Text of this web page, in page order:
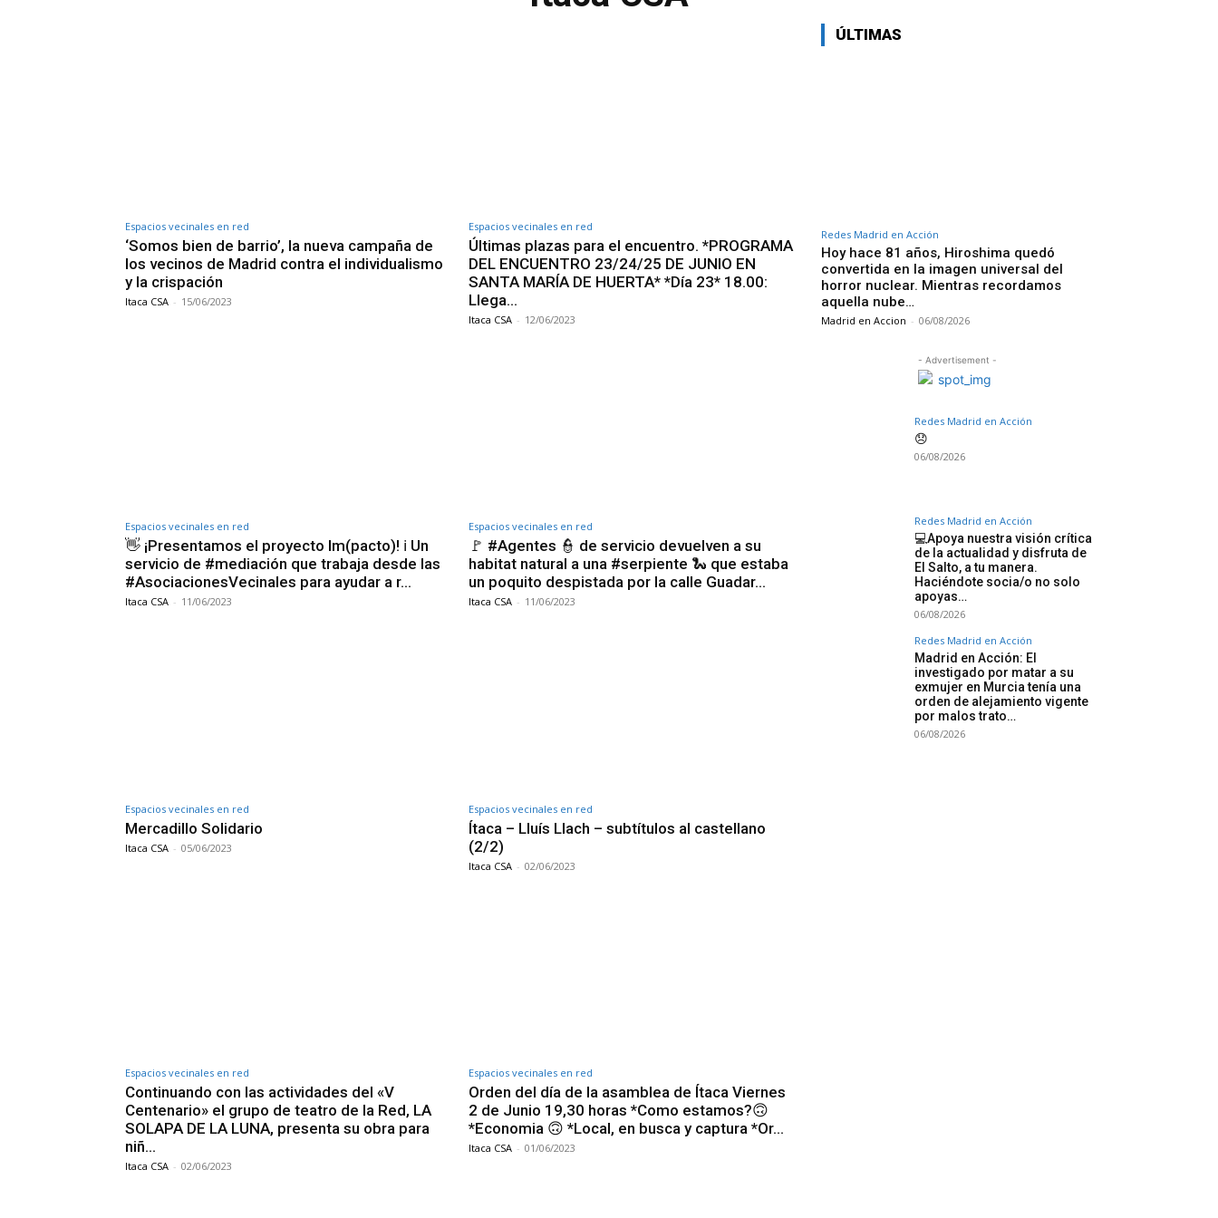
Espacios vecinales en red
‘Somos bien de barrio’, la nueva campaña de
los vecinos de Madrid contra el individualismo
y la crispación
Itaca CSA - 15/06/2023
Espacios vecinales en red
Últimas plazas para el encuentro. *PROGRAMA
DEL ENCUENTRO 23/24/25 DE JUNIO EN
SANTA MARÍA DE HUERTA* *Día 23* 18.00:
Llega…
Itaca CSA - 12/06/2023
Espacios vecinales en red
👋 ¡Presentamos el proyecto Im(pacto)! ℹ️ Un
servicio de #mediación que trabaja desde las
#AsociacionesVecinales para ayudar a r…
Itaca CSA - 11/06/2023
Espacios vecinales en red
🚩 #Agentes 👮 de servicio devuelven a su
habitat natural a una #serpiente 🐍 que estaba
un poquito despistada por la calle Guadar…
Itaca CSA - 11/06/2023
Espacios vecinales en red
Mercadillo Solidario
Itaca CSA - 05/06/2023
Espacios vecinales en red
Ítaca – Lluís Llach – subtítulos al castellano
(2/2)
Itaca CSA - 02/06/2023
Espacios vecinales en red
Continuando con las actividades del «V
Centenario» el grupo de teatro de la Red, LA
SOLAPA DE LA LUNA, presenta su obra para
niñ…
Itaca CSA - 02/06/2023
Espacios vecinales en red
Orden del día de la asamblea de Ítaca Viernes
2 de Junio 19,30 horas *Como estamos?🙃
*Economia 🙃 *Local, en busca y captura *Or…
Itaca CSA - 01/06/2023
ÚLTIMAS
Redes Madrid en Acción
Hoy hace 81 años, Hiroshima quedó
convertida en la imagen universal del
horror nuclear. Mientras recordamos
aquella nube…
Madrid en Accion - 06/08/2026
- Advertisement -
Redes Madrid en Acción
😞
06/08/2026
Redes Madrid en Acción
💻Apoya nuestra visión crítica
de la actualidad y disfruta de
El Salto, a tu manera.
Haciéndote socia/o no solo
apoyas…
06/08/2026
Redes Madrid en Acción
Madrid en Acción: El
investigado por matar a su
exmujer en Murcia tenía una
orden de alejamiento vigente
por malos trato…
06/08/2026